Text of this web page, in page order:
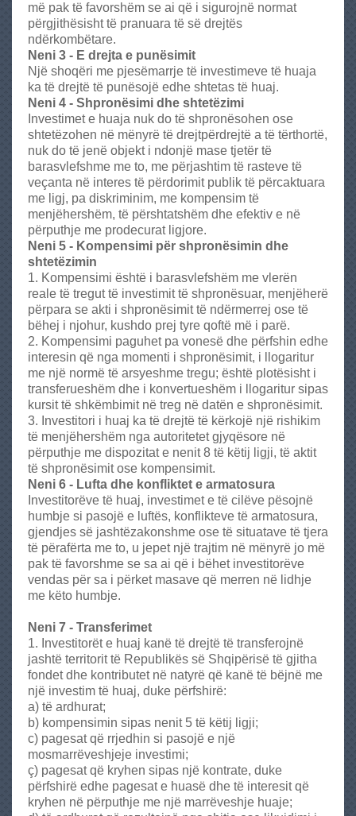
më pak të favorshëm se ai që i sigurojnë normat
përgjithësisht të pranuara të së drejtës
ndërkombëtare.
Neni 3 - E drejta e punësimit
Një shoqëri me pjesëmarrje të investimeve të huaja
ka të drejtë të punësojë edhe shtetas të huaj.
Neni 4 - Shpronësimi dhe shtetëzimi
Investimet e huaja nuk do të shpronësohen ose
shtetëzohen në mënyrë të drejtpërdrejtë a të tërthortë,
nuk do të jenë objekt i ndonjë mase tjetër të
barasvlefshme me to, me përjashtim të rasteve të
veçanta në interes të përdorimit publik të përcaktuara
me ligj, pa diskriminim, me kompensim të
menjëhershëm, të përshtatshëm dhe efektiv e në
përputhje me prodecurat ligjore.
Neni 5 - Kompensimi për shpronësimin dhe
shtetëzimin
1. Kompensimi është i barasvlefshëm me vlerën
reale të tregut të investimit të shpronësuar, menjëherë
përpara se akti i shpronësimit të ndërmerrej ose të
bëhej i njohur, kushdo prej tyre qoftë më i parë.
2. Kompensimi paguhet pa vonesë dhe përfshin edhe
interesin që nga momenti i shpronësimit, i llogaritur
me një normë të arsyeshme tregu; është plotësisht i
transferueshëm dhe i konvertueshëm i llogaritur sipas
kursit të shkëmbimit në treg në datën e shpronësimit.
3. Investitori i huaj ka të drejtë të kërkojë një rishikim
të menjëhershëm nga autoritetet gjyqësore në
përputhje me dispozitat e nenit 8 të këtij ligji, të aktit
të shpronësimit ose kompensimit.
Neni 6 - Lufta dhe konfliktet e armatosura
Investitorëve të huaj, investimet e të cilëve pësojnë
humbje si pasojë e luftës, konflikteve të armatosura,
gjendjes së jashtëzakonshme ose të situatave të tjera
të përafërta me to, u jepet një trajtim në mënyrë jo më
pak të favorshme se sa ai që i bëhet investitorëve
vendas për sa i përket masave që merren në lidhje
me këto humbje.
Neni 7 - Transferimet
1. Investitorët e huaj kanë të drejtë të transferojnë
jashtë territorit të Republikës së Shqipërisë të gjitha
fondet dhe kontributet në natyrë që kanë të bëjnë me
një investim të huaj, duke përfshirë:
a) të ardhurat;
b) kompensimin sipas nenit 5 të këtij ligji;
c) pagesat që rrjedhin si pasojë e një
mosmarrëveshjeje investimi;
ç) pagesat që kryhen sipas një kontrate, duke
përfshirë edhe pagesat e huasë dhe të interesit që
kryhen në përputhje me një marrëveshje huaje;